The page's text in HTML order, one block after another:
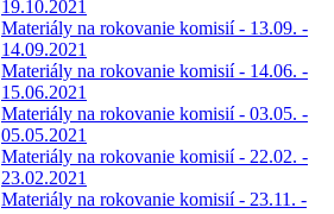
19.10.2021
Materiály na rokovanie komisií - 13.09. -
14.09.2021
Materiály na rokovanie komisií - 14.06. -
15.06.2021
Materiály na rokovanie komisií - 03.05. -
05.05.2021
Materiály na rokovanie komisií - 22.02. -
23.02.2021
Materiály na rokovanie komisií - 23.11. -